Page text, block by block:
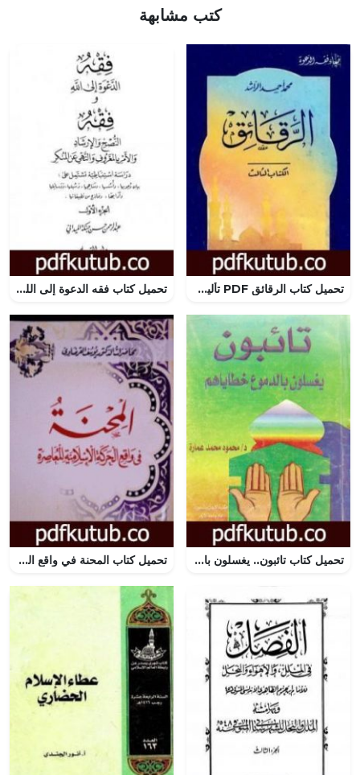
كتب مشابهة
تحميل كتاب الرقائق PDF تأليف محمد أحمد الراشد مجانا [كامل] تحميل كتاب فقه الدعوة إلى الله وفقه النصح والإرشاد والأمر بالمعروف والنهي عن المنكر – الجزء الأول PDF تأليف عبد الرحمن حبنكة الميداني مجانا [كامل]
تحميل كتاب تائبون.. يغسلون بالدموع خطاياهم PDF تأليف محمود محمد عمارة مجانا [كامل] تحميل كتاب المحنة في واقع الحركة الإسلامية المعاصرة PDF تأليف يوسف القرضاوي مجانا [كامل]